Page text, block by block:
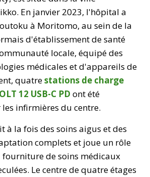
En janvier 2023, l'hôpital a
à Moritomo, au sein de la
d'établissement de santé
locale, équipé des
médicales et d'appareils de
quatrestations de charge
12 USB-C PD ont été
infirmières du centre.
à la fois des soins aigus et des
complets et joue un rôle
fourniture de soins médicaux
Le centre de quatre étages